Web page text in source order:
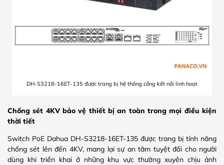
DH-S3218-16ET-135 được trang bị hệ thống cổng kết nối linh hoạt
Chống sét 4KV bảo vệ thiết bị an toàn trong mọi điều kiện
thời tiết
Switch PoE Dahua DH-S3218-16ET-135 được trang bị tính năng
chống sét lên đến 4KV, mang lại sự an tâm tuyệt đối cho người
dùng khi triển khai ở những khu vực thường xuyên chịu ảnh